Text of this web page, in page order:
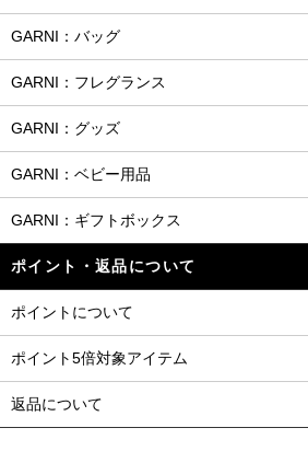
GARNI：バッグ
GARNI：フレグランス
GARNI：グッズ
GARNI：ベビー用品
GARNI：ギフトボックス
ポイント・返品について
ポイントについて
ポイント5倍対象アイテム
返品について